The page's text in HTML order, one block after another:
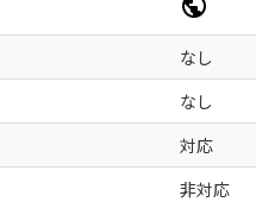
なし
なし
対応
非対応